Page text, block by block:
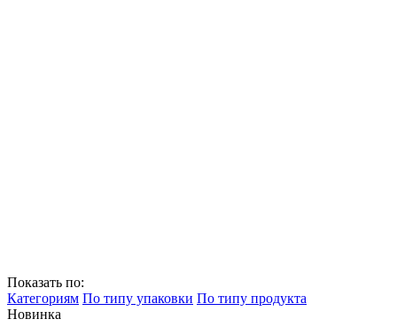
Показать по:
Категориям По типу упаковки По типу продукта
Новинка